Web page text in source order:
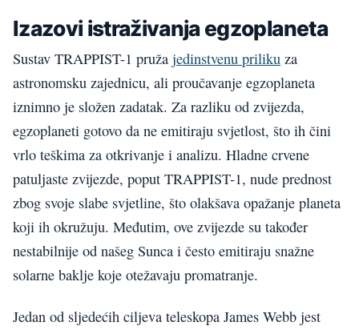
Izazovi istraživanja egzoplaneta
Sustav TRAPPIST-1 pruža jedinstvenu priliku za
astronomsku zajednicu, ali proučavanje egzoplaneta
iznimno je složen zadatak. Za razliku od zvijezda,
egzoplaneti gotovo da ne emitiraju svjetlost, što ih čini
vrlo teškima za otkrivanje i analizu. Hladne crvene
patuljaste zvijezde, poput TRAPPIST-1, nude prednost
zbog svoje slabe svjetline, što olakšava opažanje planeta
koji ih okružuju. Međutim, ove zvijezde su također
nestabilnije od našeg Sunca i često emitiraju snažne
solarne baklje koje otežavaju promatranje.
Jedan od sljedećih ciljeva teleskopa James Webb jest